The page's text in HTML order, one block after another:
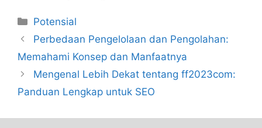
Categories
Potensial
Perbedaan Pengelolaan dan Pengolahan:
Memahami Konsep dan Manfaatnya
Mengenal Lebih Dekat tentang ff2023com:
Panduan Lengkap untuk SEO